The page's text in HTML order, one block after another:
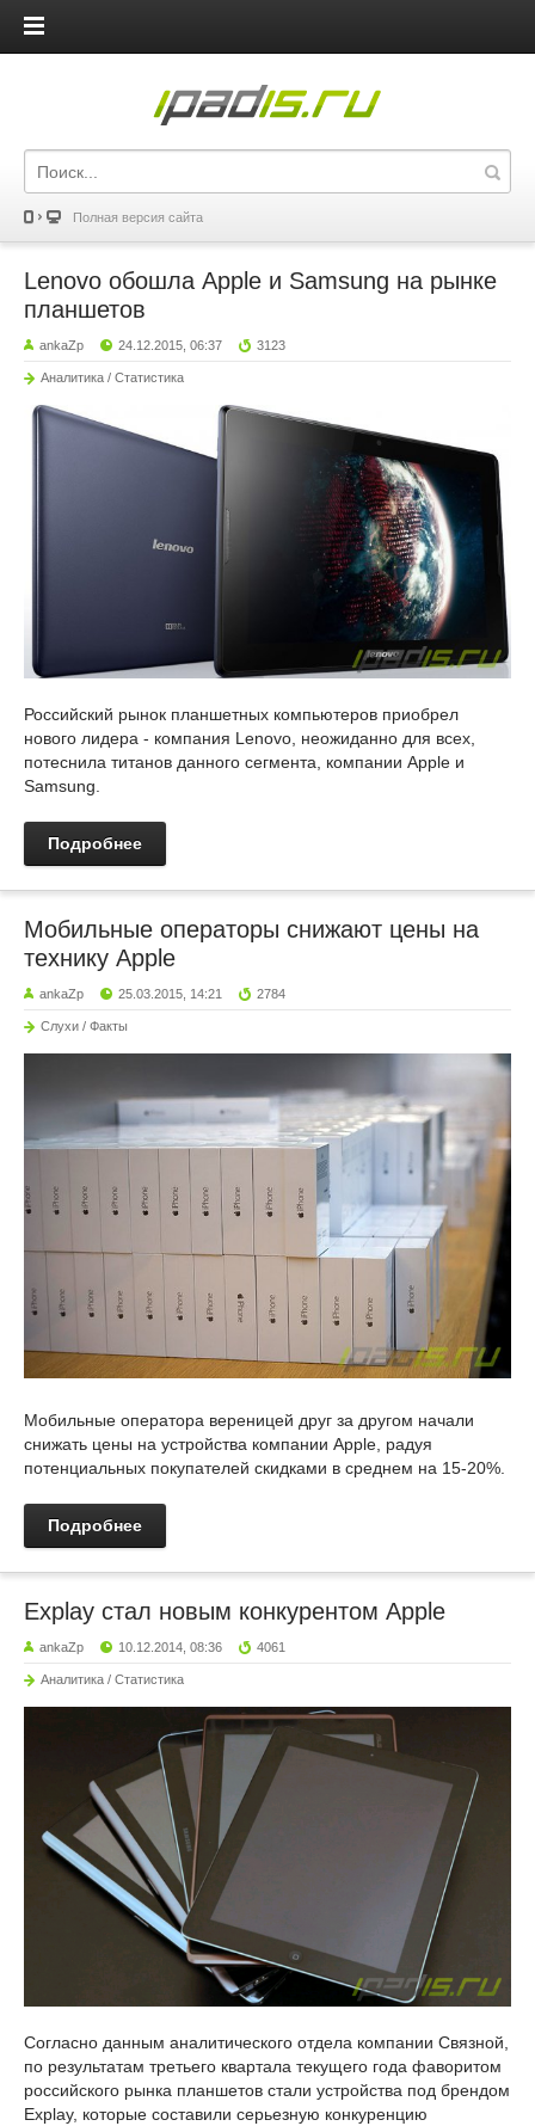
iPadis.ru
Полная версия сайта
Lenovo обошла Apple и Samsung на рынке
планшетов
ankaZp 24.12.2015, 06:37 3123
Аналитика / Статистика
Российский рынок планшетных компьютеров приобрел
нового лидера - компания Lenovo, неожиданно для всех,
потеснила титанов данного сегмента, компании Apple и
Samsung.
Подробнее
Мобильные операторы снижают цены на
технику Apple
ankaZp 25.03.2015, 14:21 2784
Слухи / Факты
Мобильные оператора вереницей друг за другом начали
снижать цены на устройства компании Apple, радуя
потенциальных покупателей скидками в среднем на 15-20%.
Подробнее
Explay стал новым конкурентом Apple
ankaZp 10.12.2014, 08:36 4061
Аналитика / Статистика
Согласно данным аналитического отдела компании Связной,
по результатам третьего квартала текущего года фаворитом
российского рынка планшетов стали устройства под брендом
Explay, которые составили серьезную конкуренцию